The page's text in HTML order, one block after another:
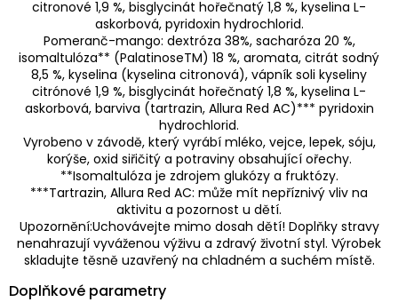
citronové 1,9 %, bisglycinát hořečnatý 1,8 %, kyselina L-
askorbová, pyridoxin hydrochlorid.
Pomeranč-mango: dextróza 38%, sacharóza 20 %,
isomaltulóza** (PalatinoseTM) 18 %, aromata, citrát sodný
8,5 %, kyselina (kyselina citronová), vápník soli kyseliny
citrónové 1,9 %, bisglycinát hořečnatý 1,8 %, kyselina L-
askorbová, barviva (tartrazin, Allura Red AC)*** pyridoxin
hydrochlorid.
Vyrobeno v závodě, který vyrábí mléko, vejce, lepek, sóju,
korýše, oxid siřičitý a potraviny obsahující ořechy.
**Isomaltulóza je zdrojem glukózy a fruktózy.
***Tartrazin, Allura Red AC: může mít nepříznivý vliv na
aktivitu a pozornost u dětí.
Upozornění:Uchovávejte mimo dosah dětí! Doplňky stravy
nenahrazují vyváženou výživu a zdravý životní styl. Výrobek
skladujte těsně uzavřený na chladném a suchém místě.
Doplňkové parametry